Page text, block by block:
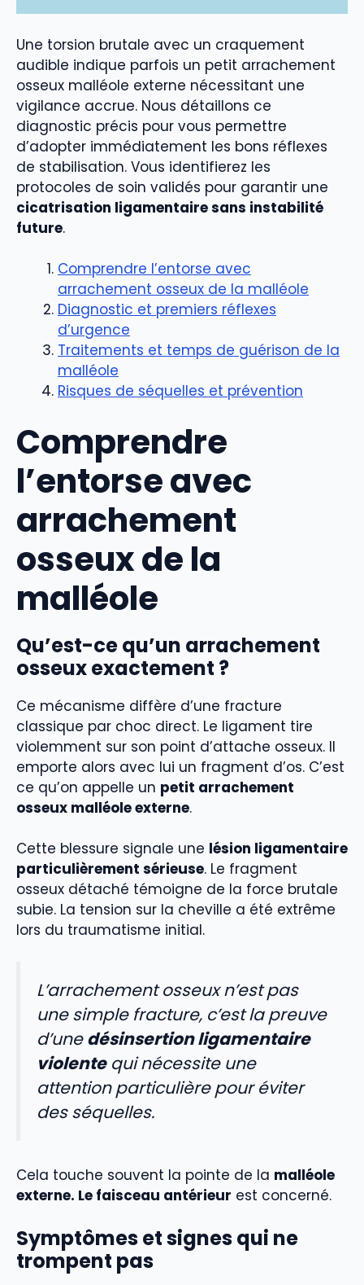
Une torsion brutale avec un craquement
audible indique parfois un petit arrachement
osseux malléole externe nécessitant une
vigilance accrue. Nous détaillons ce
diagnostic précis pour vous permettre
d’adopter immédiatement les bons réflexes
de stabilisation. Vous identifierez les
protocoles de soin validés pour garantir une
cicatrisation ligamentaire sans instabilité
future.
Comprendre l’entorse avec
arrachement osseux de la malléole
Diagnostic et premiers réflexes
d’urgence
Traitements et temps de guérison de la
malléole
Risques de séquelles et prévention
Comprendre
l’entorse avec
arrachement
osseux de la
malléole
Qu’est-ce qu’un arrachement
osseux exactement ?
Ce mécanisme diffère d’une fracture
classique par choc direct. Le ligament tire
violemment sur son point d’attache osseux. Il
emporte alors avec lui un fragment d’os. C’est
ce qu’on appelle un petit arrachement
osseux malléole externe.
Cette blessure signale une lésion ligamentaire
particulièrement sérieuse. Le fragment
osseux détaché témoigne de la force brutale
subie. La tension sur la cheville a été extrême
lors du traumatisme initial.
L’arrachement osseux n’est pas
une simple fracture, c’est la preuve
d’unedésinsertion ligamentaire
violentequi nécessite une
attention particulière pour éviter
des séquelles.
Cela touche souvent la pointe de la malléole
externe. Le faisceau antérieur est concerné.
Symptômes et signes qui ne
trompent pas